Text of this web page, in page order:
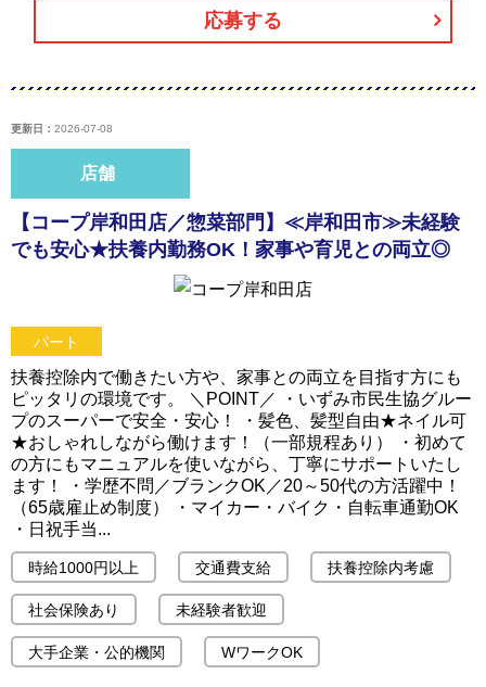
応募する
更新日： 2026-07-08
店舗
【コープ岸和田店／惣菜部門】≪岸和田市≫未経験
でも安心★扶養内勤務OK！家事や育児との両立◎
パート
扶養控除内で働きたい方や、家事との両立を目指す方にも
ピッタリの環境です。 ＼POINT／ ・いずみ市民生協グルー
プのスーパーで安全・安心！ ・髪色、髪型自由★ネイル可
★おしゃれしながら働けます！（一部規程あり） ・初めて
の方にもマニュアルを使いながら、丁寧にサポートいたし
ます！ ・学歴不問／ブランクOK／20～50代の方活躍中！
（65歳雇止め制度） ・マイカー・バイク・自転車通勤OK
・日祝手当...
時給1000円以上 交通費支給 扶養控除内考慮
社会保険あり 未経験者歓迎
大手企業・公的機関 WワークOK